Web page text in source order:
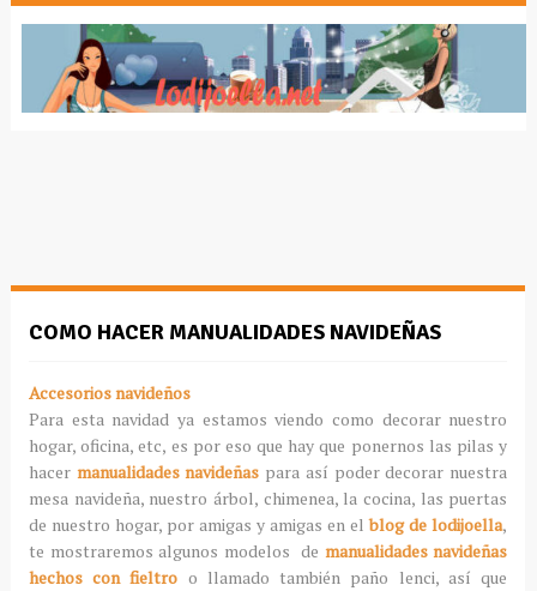
COMO HACER MANUALIDADES NAVIDEÑAS
Accesorios navideños
Para esta navidad ya estamos viendo como decorar nuestro
hogar, oficina, etc, es por eso que hay que ponernos las pilas y
hacermanualidades navideñas para así poder decorar nuestra
mesa navideña, nuestro árbol, chimenea, la cocina, las puertas
de nuestro hogar, por amigas y amigas en elblog de lodijoella,
te mostraremos algunos modelos de manualidades navideñas
hechos con fieltro o llamado también paño lenci, así que